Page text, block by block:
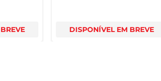
DISPONÍVEL EM BREVE